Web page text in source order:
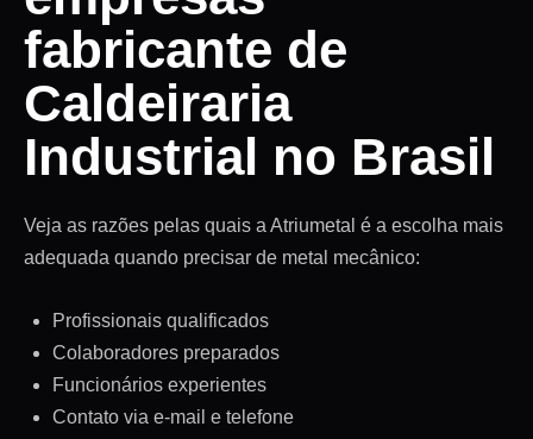
fabricante de
Caldeiraria
Industrial no Brasil
Veja as razões pelas quais a Atriumetal é a escolha mais
adequada quando precisar de metal mecânico:
Profissionais qualificados
Colaboradores preparados
Funcionários experientes
Contato via e-mail e telefone